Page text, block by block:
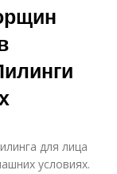
для лица
условиях.